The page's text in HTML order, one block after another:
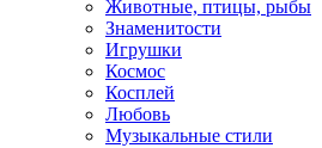
Животные, птицы, рыбы
Знаменитости
Игрушки
Космос
Косплей
Любовь
Музыкальные стили